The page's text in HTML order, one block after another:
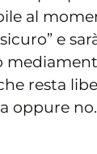
al
e
resta
oppure no.